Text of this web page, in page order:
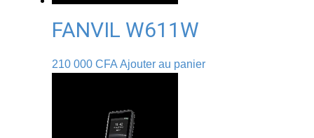
FANVIL W611W
210 000CFA Ajouter au panier